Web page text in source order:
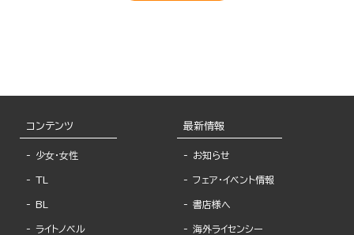
コンテンツ
少女・女性
TL
BL
ライトノベル
最新情報
お知らせ
フェア・イベント情報
書店様へ
海外ライセンシー